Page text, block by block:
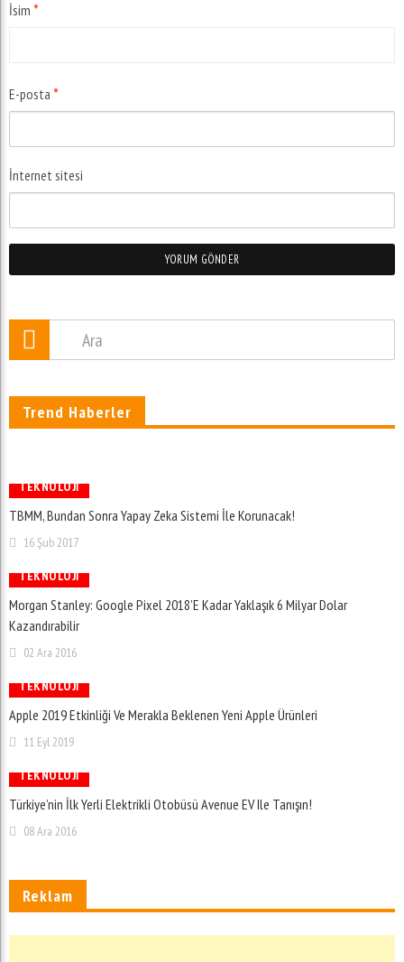
İsim *
E-posta *
İnternet sitesi
Trend Haberler
Google Haritalar, İstanbul Ve Ankara’da Toplu Taşıma
Bilgilerini Göstermeye Başladı
TEKNOLOJI
TBMM, Bundan Sonra Yapay Zeka Sistemi İle Korunacak!
16 Şub 2017
TEKNOLOJI
Morgan Stanley: Google Pixel 2018’e Kadar Yaklaşık 6 Milyar Dolar
Kazandırabilir
02 Ara 2016
TEKNOLOJI
Apple 2019 Etkinliği Ve Merakla Beklenen Yeni Apple Ürünleri
11 Eyl 2019
TEKNOLOJI
Türkiye’nin İlk Yerli Elektrikli Otobüsü Avenue EV Ile Tanışın!
08 Ara 2016
Reklam